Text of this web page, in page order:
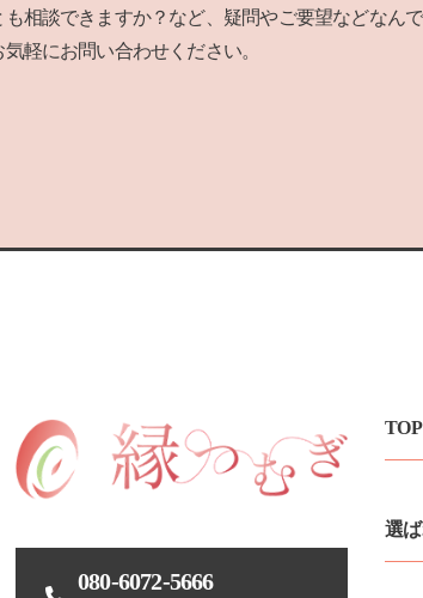
も相談できますか？など、疑問やご要望などなん
軽にお問い合わせください。
080-6072-5666
TOP
選